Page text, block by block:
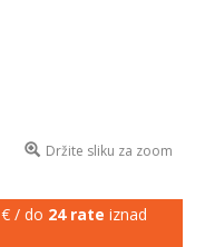
Držite sliku za zoom
/ do 24 rate iznad